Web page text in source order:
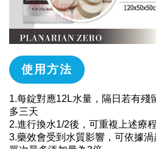
使用方法
1.每錠對應12L水量，隔日若有殘
多三天
2.進行換水1/2後，可重複上述療程
3.藥效會受到水質影響，可依據渦